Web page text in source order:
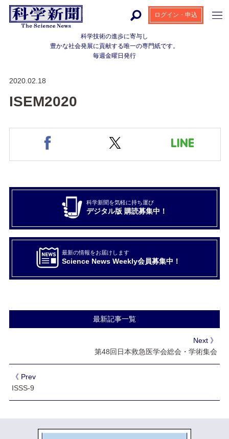
科学技術の進歩に寄与し
豊かな社会発展に貢献する唯一の専門紙です。
毎週金曜日発行
ログイン・申込
2020.02.18
ISEM2020
科学新聞を気軽に持ち運び
デジタル版 購読募集中！
最新の情報をお届けします
Science News Weekly会員募集中！
最新記事一覧
Next 》
第48回日本救急医学会総会・学術集会
《 Prev
ISSS-9